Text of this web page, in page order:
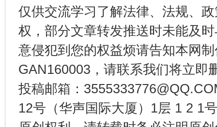
仅供交流学习了解法律、法规、
权，部分文章转发推送时未能及
意侵犯到您的权益烦请告知本网
GAN160003，请联系我们将立即
投稿邮箱：
12号（华声国际大厦）1层 1 2 1
千年窑火 生生不息